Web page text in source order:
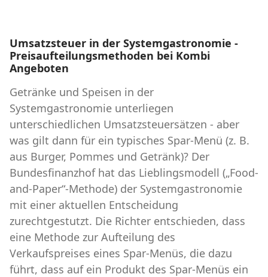
Umsatzsteuer in der Systemgastronomie -
Preisaufteilungsmethoden bei Kombi
Angeboten
Getränke und Speisen in der
Systemgastronomie unterliegen
unterschiedlichen Umsatzsteuersätzen - aber
was gilt dann für ein typisches Spar-Menü (z. B.
aus Burger, Pommes und Getränk)? Der
Bundesfinanzhof hat das Lieblingsmodell („Food-
and-Paper“-Methode) der Systemgastronomie
mit einer aktuellen Entscheidung
zurechtgestutzt. Die Richter entschieden, dass
eine Methode zur Aufteilung des
Verkaufspreises eines Spar-Menüs, die dazu
führt, dass auf ein Produkt des Spar-Menüs ein